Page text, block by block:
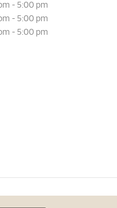
- 5:00 pm
- 5:00 pm
- 5:00 pm